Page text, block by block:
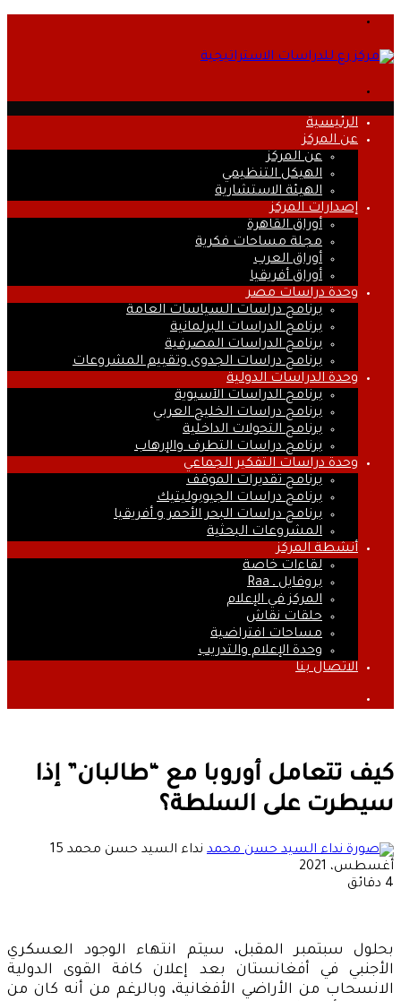
الرئيسية
عن المركز
عن المركز
الهيكل التنظيمي
الهيئة الاستشارية
إصدارات المركز
أوراق القاهرة
مجلة مساحات فكرية
أوراق العرب
أوراق أفريقيا
وحدة دراسات مصر
برنامج دراسات السياسات العامة
برنامج الدراسات البرلمانية
برنامج الدراسات المصرفية
برنامج دراسات الجدوى وتقييم المشروعات
وحدة الدراسات الدولية
برنامج الدراسات الآسيوية
برنامج دراسات الخليج العربي
برنامج التحولات الداخلية
برنامج دراسات التطرف والإرهاب
وحدة دراسات التفكير الجماعي
برنامج تقديرات الموقف
برنامج دراسات الجيوبوليتيك
برنامج دراسات البحر الأحمر و أفريقيا
المشروعات البحثية
أنشطة المركز
لقاءات خاصة
بروفايل ـ Raa
المركز في الإعلام
حلقات نقاش
مساحات افتراضية
وحدة الإعلام والتدريب
الاتصال بنا
كيف تتعامل أوروبا مع “طالبان” إذا
سيطرت على السلطة؟
نداء السيد حسن محمد أرسل
15
أغسطس، 2021
4 دقائق
بحلول سبتمبر المقبل، سيتم انتهاء الوجود العسكري
الأجنبي في أفغانستان بعد إعلان كافة القوى الدولية
الانسحاب من الأراضي الأفغانية، وبالرغم من أنه كان من